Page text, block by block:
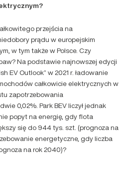
przejścia na
prądu w europejskim
w tym także w Polsce. Czy
Na podstawie najnowszej edycji
EV Outlook” w 2021 r. ładowanie
całkowicie elektrycznych w
zapotrzebowania
0,02%. Park BEV liczył jednak
popyt na energię, gdy flota
się do 944 tys. szt. (prognoza na
energetyczne, gdy liczba
na rok 2040)?